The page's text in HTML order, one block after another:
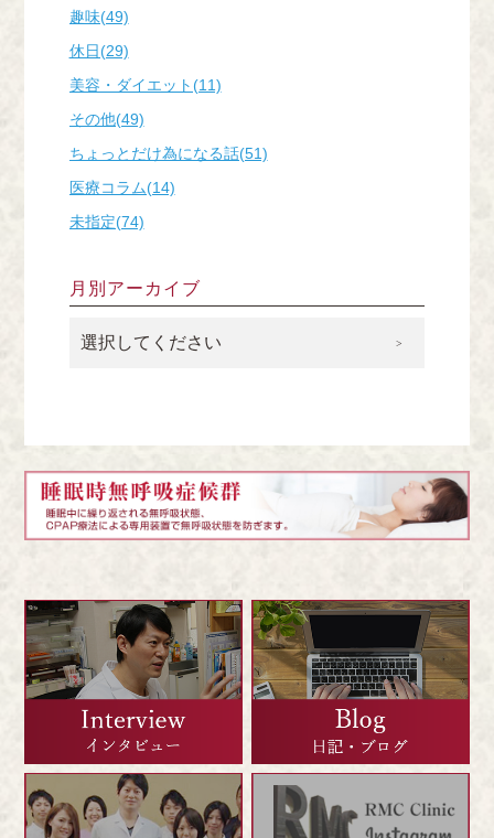
趣味(49)
休日(29)
美容・ダイエット(11)
その他(49)
ちょっとだけ為になる話(51)
医療コラム(14)
未指定(74)
月別アーカイブ